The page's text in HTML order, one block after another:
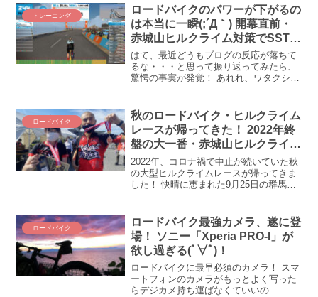
ころで話はググッと変わって、どうやら
この時期に今年の...
トレーニング
ロードバイクのパワーが下がるの
は本当に一瞬(;´Д｀) 開幕直前・
赤城山ヒルクライム対策でSSTを
やってみた結果！
はて、最近どうもブログの反応が落ちて
るな・・・と思って振り返ってみたら、
驚愕の事実が発覚！ あれれ、ワタクシ、
ウォッチとMTBが楽しくてソッチばかり
向いていたら、肝心カナメな当ブログの
読者層を置き去りにしてしまいました、
本当にどうもすまん(´_ゝ｀) という訳
で、久々に、ホント超久しぶりにロード
バイクの話題です。そして、これまたビ
ックリ！ 赤城山ヒルクライム、来週に迫
っているではありませんかｗ ヤヴェエ、
ロードバイク
秋のロードバイク・ヒルクライム
レースが帰ってきた！ 2022年終
盤の大一番・赤城山ヒルクライム
でＺＡＰＰＥＩは輝く☆になる！
2022年、コロナ禍で中止が続いていた秋
の大型ヒルクライムレースが帰ってきま
した！ 快晴に恵まれた9月25日の群馬県
はそれ以上の強豪がひしめく、日本を代
表するヒルクライムレースで、我らがＶ
ＩＶＡ☆ＺＡＰＰＥＩがやってくれまし
た！ 2022年赤城山ヒルクライム・速報＆
表彰台レポートをお届けします！
ロードバイク
ロードバイク最強カメラ、遂に登
場！ ソニー「Xperia PRO-I」が
欲し過ぎる(ﾟ∀ﾟ)！
ロードバイクに最早必須のカメラ！ スマ
ートフォンのカメラがもっとよく写った
らデジカメ持ち運ばなくていいの